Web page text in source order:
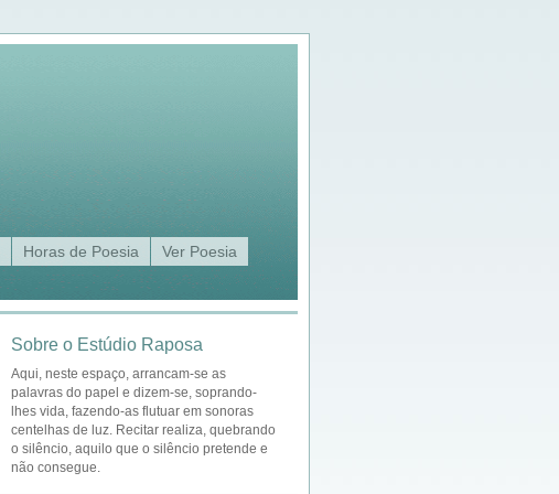
Horas de Poesia Ver Poesia
Sobre o Estúdio Raposa
Aqui, neste espaço, arrancam-se as
palavras do papel e dizem-se, soprando-
lhes vida, fazendo-as flutuar em sonoras
centelhas de luz. Recitar realiza, quebrando
o silêncio, aquilo que o silêncio pretende e
não consegue.